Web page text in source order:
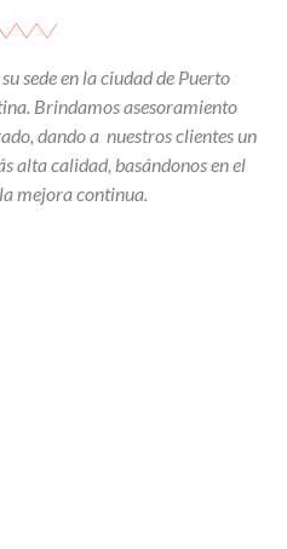
sede en la ciudad de Puerto
Brindamos asesoramiento
dando a nuestros clientes un
alta calidad, basándonos en el
mejora continua.